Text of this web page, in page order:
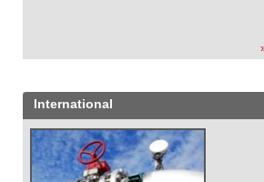
International